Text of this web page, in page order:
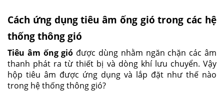
Cách ứng dụng tiêu âm ống gió trong các hệ
thống thông gió
Tiêu âm ống gió được dùng nhằm ngăn chặn các âm
thanh phát ra từ thiết bị và dòng khí lưu chuyển. Vậy
hộp tiêu âm được ứng dụng và lắp đặt như thế nào
trong hệ thống thông gió?